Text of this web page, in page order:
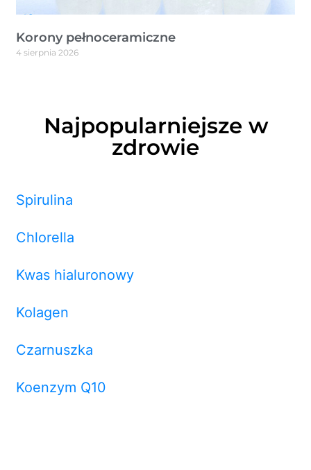
Korony pełnoceramiczne
4 sierpnia 2026
Najpopularniejsze w
zdrowie
Spirulina
Chlorella
Kwas hialuronowy
Kolagen
Czarnuszka
Koenzym Q10